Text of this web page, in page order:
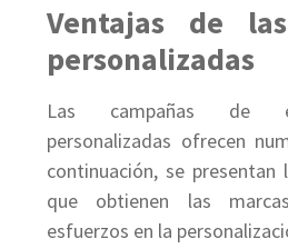
Ventajas de
personalizadas
Las campañas de
personalizadas ofrecen
continuación, se presentan
que obtienen las
esfuerzos en la